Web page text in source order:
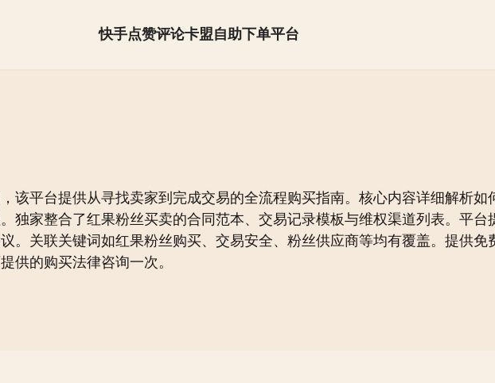
快手点赞评论卡盟自助下单平台
该平台提供从寻找卖家到完成交易的全流程购买指南。核心内容详细解析如
独家整合了红果粉丝买卖的合同范本、交易记录模板与维权渠道列表。平台
。关联关键词如红果粉丝购买、交易安全、粉丝供应商等均有覆盖。提供免
供的购买法律咨询一次。